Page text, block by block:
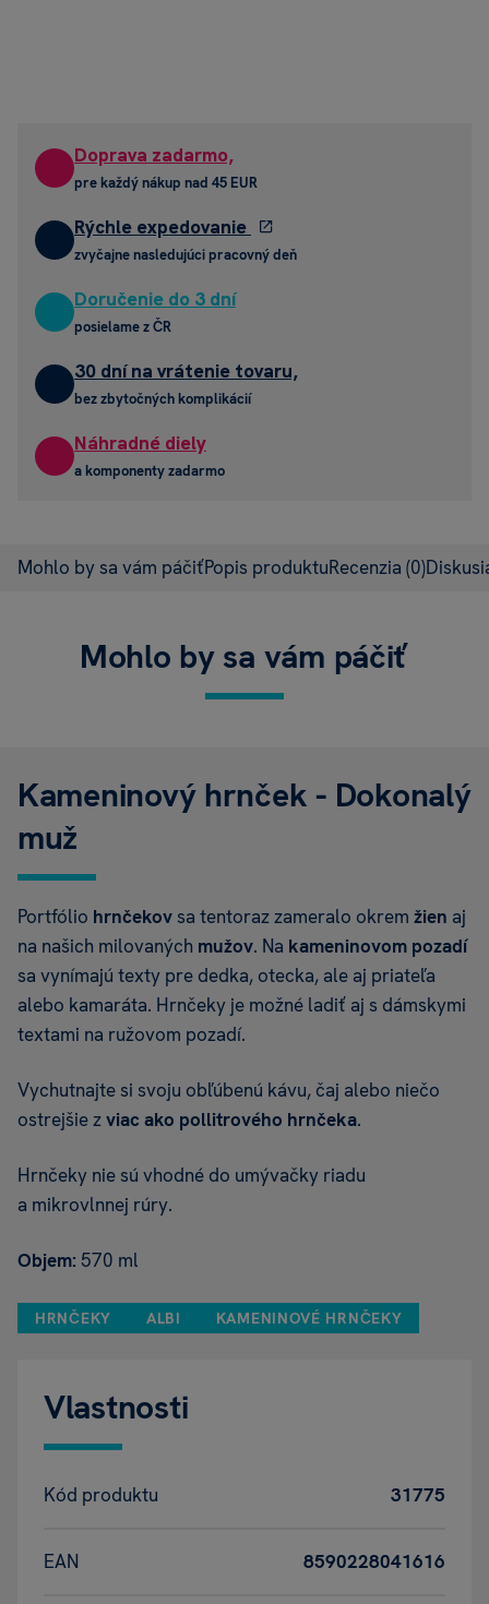
Doprava zadarmo,
pre každý nákup nad 45 EUR
Rýchle expedovanie
zvyčajne nasledujúci pracovný deň
Doručenie do 3 dní
posielame z ČR
30 dní na vrátenie tovaru,
bez zbytočných komplikácií
Náhradné diely
a komponenty zadarmo
Mohlo by sa vám páčiťPopis produktuRecenzia (0)
Mohlo by sa vám páčiť
Kameninový hrnček - Dokonalý
muž
Portfólio hrnčekov sa tentoraz zameralo okrem žien aj
na našich milovaných mužov. Na kameninovom pozadí
sa vynímajú texty pre dedka, otecka, ale aj priateľa
alebo kamaráta. Hrnčeky je možné ladiť aj s dámskymi
textami na ružovom pozadí.
Vychutnajte si svoju obľúbenú kávu, čaj alebo niečo
ostrejšie zviac ako pollitrového hrnčeka.
Hrnčeky nie sú vhodné do umývačky riadu
a mikrovlnnej rúry.
Objem: 570 ml
HRNČEKY ALBI KAMENINOVÉ HRNČEKY
Vlastnosti
Kód produktu 31775
EAN 8590228041616